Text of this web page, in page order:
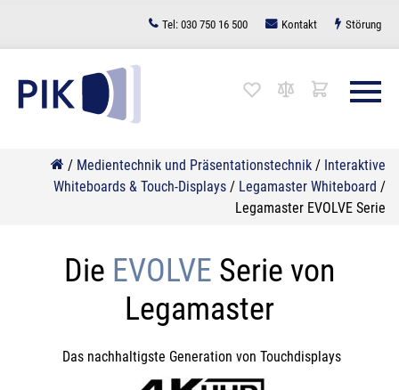
springen
Tel: 030 750 16 500 Kontakt Störung
/ Medientechnik und Präsentationstechnik / Interaktive
Whiteboards & Touch-Displays / Legamaster Whiteboard /
Legamaster EVOLVE Serie
Die EVOLVE Serie von
Legamaster
Das nachhaltigste Generation von Touchdisplays